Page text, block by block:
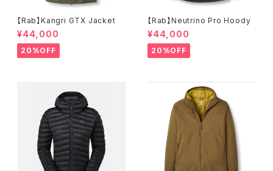
【Rab】Kangri GTX Jacket
¥44,000
20%OFF
【Rab】Neutrino Pro Hoody
¥44,000
20%OFF